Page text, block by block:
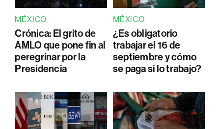
MÉXICO
Crónica: El grito de
AMLO que pone fin al
peregrinar por la
Presidencia
MÉXICO
¿Es obligatorio
trabajar el 16 de
septiembre y cómo
se paga si lo trabajo?